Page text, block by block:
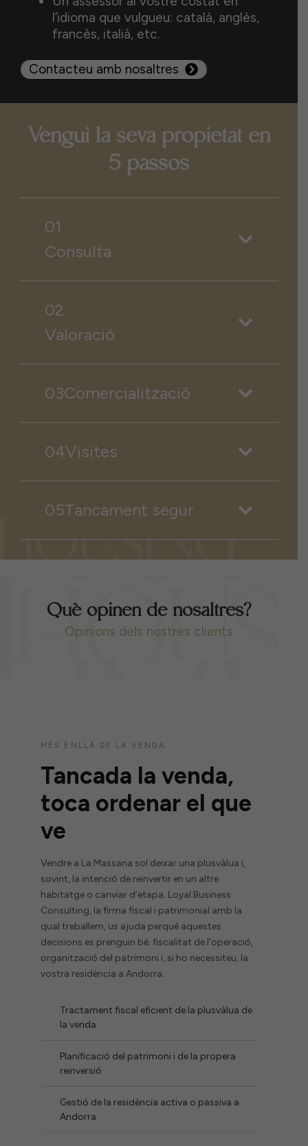
l’idioma que vulgueu: català, anglès,
francès, italià, etc.
Contacteu amb nosaltres
Vengui la seva propietat en
5 passos
01
Consulta
02
Valoració
03Comercialització
04Visites
05Tancament segur
Què opinen de nosaltres?
Opinions dels nostres clients
MÉS ENLLÀ DE LA VENDA
Tancada la venda,
toca ordenar el que
ve
Vendre a La Massana sol deixar una plusvàlua i,
sovint, la intenció de reinvertir en un altre
habitatge o canviar d’etapa. Loyal Business
Consulting, la firma fiscal i patrimonial amb la
qual treballem, us ajuda perquè aquestes
decisions es prenguin bé: fiscalitat de l’operació,
organització del patrimoni i, si ho necessiteu, la
vostra residència a Andorra.
Tractament fiscal eficient de la plusvàlua de
la venda
Planificació del patrimoni i de la propera
reinversió
Gestió de la residència activa o passiva a
Andorra